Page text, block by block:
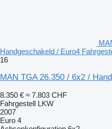
Handgeschakeld / Euro4
16
MAN TGA 26.350 / 6x2 /
8.350 € ≈ 7.803 CHF
Fahrgestell LKW
2007
Euro 4